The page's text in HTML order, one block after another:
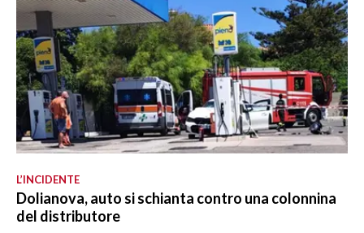
L’INCIDENTE
Dolianova, auto si schianta contro una colonnina
del distributore